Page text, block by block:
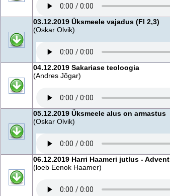
03.12.2019 Üksmeele vajadus (Fl 2,3)
(Oskar Olvik)
04.12.2019 Sakariase teoloogia
(Andres Jõgar)
05.12.2019 Üksmeele alus on armastus
(Oskar Olvik)
06.12.2019 Harri Haameri jutlus - Advent
(loeb Eenok Haamer)